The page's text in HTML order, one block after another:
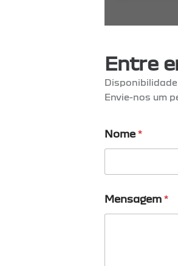
Entre
Envie-nos um
Nome *
Mensagem *